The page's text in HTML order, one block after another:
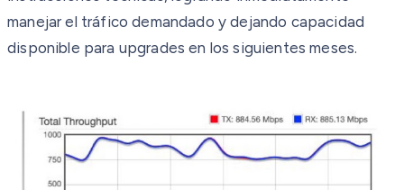
manejar el tráfico demandado y dejando capacidad
disponible para upgrades en los siguientes meses.